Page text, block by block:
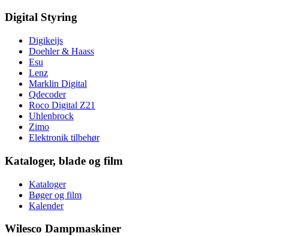
Digital Styring
Digikeijs
Doehler & Haass
Esu
Lenz
Marklin Digital
Qdecoder
Roco Digital Z21
Uhlenbrock
Zimo
Elektronik tilbehør
Kataloger, blade og film
Kataloger
Bøger og film
Kalender
Wilesco Dampmaskiner